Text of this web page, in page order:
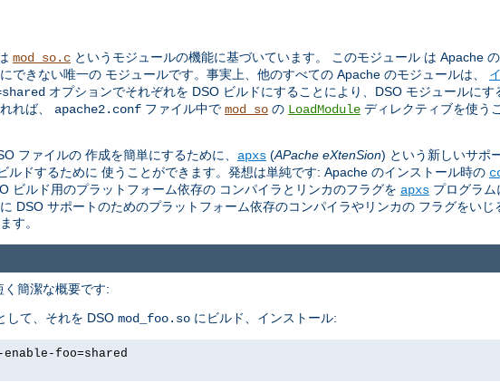
mod_so.c というモジュールの機能に基づいています。 このモジュール は Apache
できない唯一の モジュールです。事実上、他のすべての Apache のモジュールは、
オプションでそれぞれを DSO ビルドにすることにより、DSO モジュールにす
れば、 apache2.conf ファイル中で mod_so の LoadModule ディレクティブを使う
ファイルの 作成を簡単にするために、 apxs (APache eXtenSion) という新しいサポ
ルドするために 使うことができます。発想は単純です: Apache のインストール時の
ビルド用のプラットフォーム依存の コンパイラとリンカのフラグを apxs プログラム
DSO サポートのためのプラットフォーム依存のコンパイラやリンカの フラグをいじ
す。
簡潔な概要です:
して、それを DSO mod_foo.so にビルド、インストール:
foo=shared